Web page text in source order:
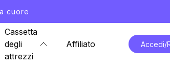
cuore
Cassetta
degli
attrezzi
Affiliato Accedi/